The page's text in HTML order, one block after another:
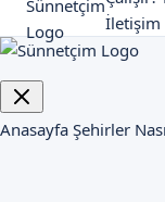
İletişim
Anasayfa Şehirler